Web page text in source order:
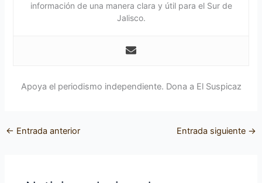
información de una manera clara y útil para el Sur de
Jalisco.
Apoya el periodismo independiente. Dona a El Suspicaz
← Entrada anterior Entrada siguiente →